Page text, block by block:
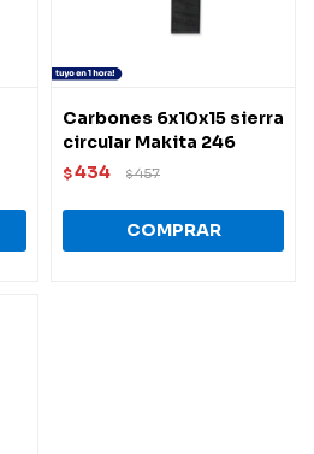
Carbones 6x10x15 sierra
circular Makita 246
$434 $457